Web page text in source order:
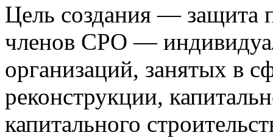
Цель создания — защита
членов СРО —
организаций, занятых в
реконструкции,
капитального